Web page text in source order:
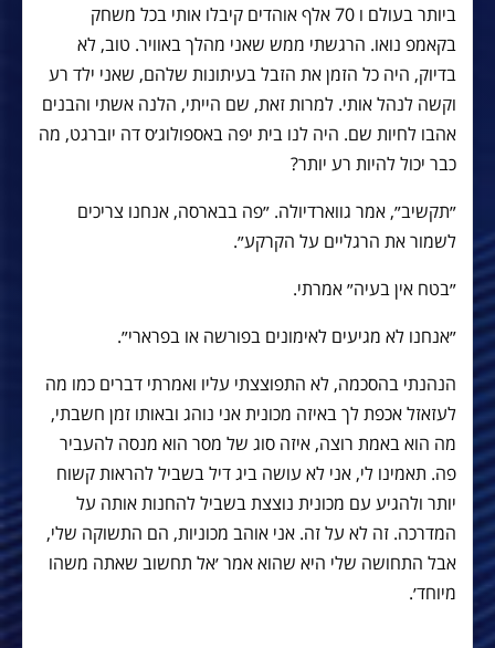
ביותר בעולם ו 70 אלף אוהדים קיבלו אותי בכל משחק
בקאמפ נואו. הרגשתי ממש שאני מהלך באוויר. טוב, לא
בדיוק, היה כל הזמן את הזבל בעיתונות שלהם, שאני ילד רע
וקשה לנהל אותי. למרות זאת, שם הייתי, הלנה אשתי והבנים
אהבו לחיות שם. היה לנו בית יפה באספולוג׳ס דה יוברגט, מה
כבר יכול להיות רע יותר?
״תקשיב״, אמר גווארדיולה. ״פה בבארסה, אנחנו צריכים
לשמור את הרגליים על הקרקע״.
״בטח אין בעיה״ אמרתי.
״אנחנו לא מגיעים לאימונים בפורשה או בפרארי״.
הנהנתי בהסכמה, לא התפוצצתי עליו ואמרתי דברים כמו מה
לעזאזל אכפת לך באיזה מכונית אני נוהג ובאותו זמן חשבתי,
מה הוא באמת רוצה, איזה סוג של מסר הוא מנסה להעביר
פה. תאמינו לי, אני לא עושה ביג דיל בשביל להראות קשוח
יותר ולהגיע עם מכונית נוצצת בשביל להחנות אותה על
המדרכה. זה לא על זה. אני אוהב מכוניות, הם התשוקה שלי,
אבל התחושה שלי היא שהוא אמר ׳אל תחשוב שאתה משהו
מיוחד׳.